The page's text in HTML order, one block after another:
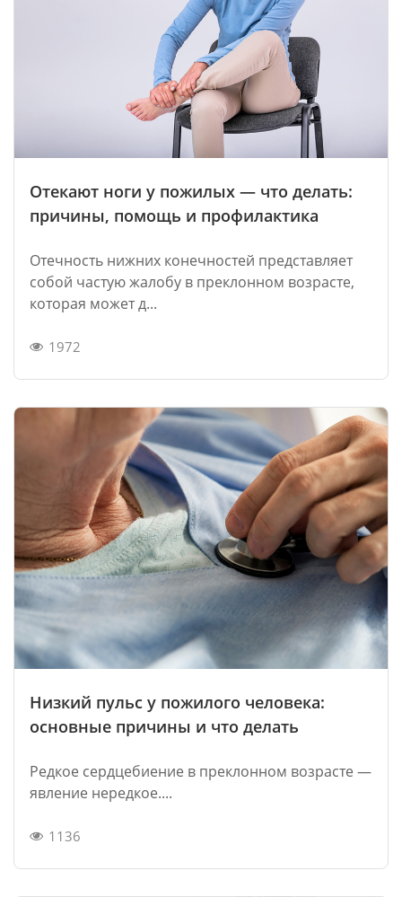
Отекают ноги у пожилых — что делать:
причины, помощь и профилактика
Отечность нижних конечностей представляет
собой частую жалобу в преклонном возрасте,
которая может д...
1972
Низкий пульс у пожилого человека:
основные причины и что делать
Редкое сердцебиение в преклонном возрасте —
явление нередкое....
1136